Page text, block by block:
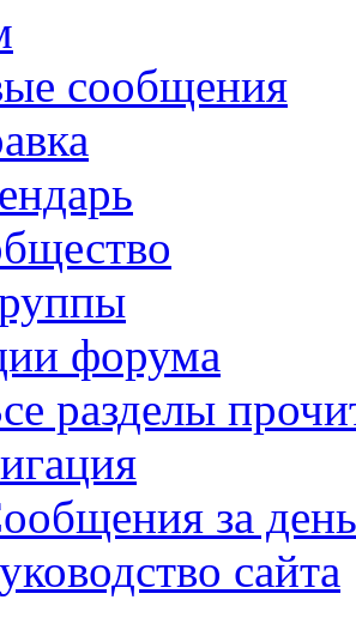
сообщения
форума
разделы
за день
сайта